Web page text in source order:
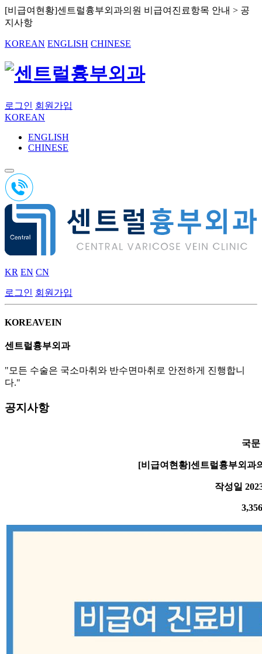
[비급여현황]센트럴흉부외과의원 비급여진료항목 안내 > 공
지사항
KOREAN ENGLISH CHINESE
로그인 회원가입
KOREAN
ENGLISH
CHINESE
KR EN CN
로그인 회원가입
KOREAVEIN
센트럴흉부외과
"모든 수술은 국소마취와 반수면마취로 안전하게 진행합니
다."
공지사항
국문
[비급여현황]센트럴흉부외과
작성일
3,356